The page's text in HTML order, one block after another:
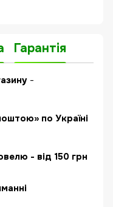
Гарантія
-
по Україні
- від 150 грн